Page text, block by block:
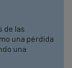
de las
una pérdida
una